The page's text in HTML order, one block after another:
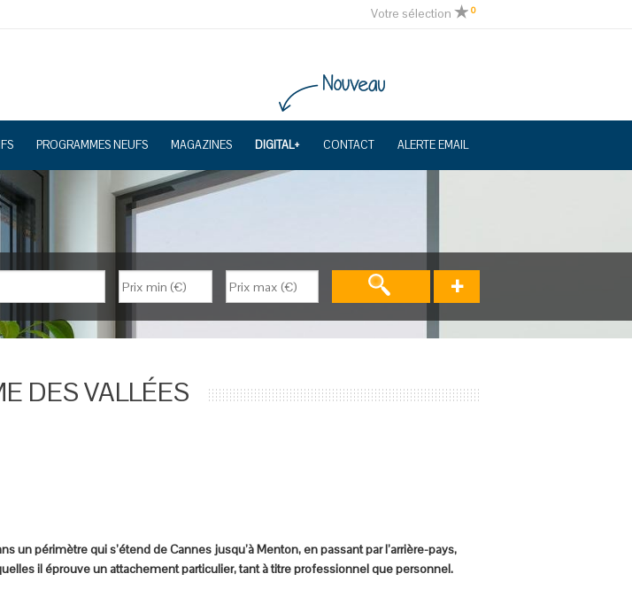
Votre sélection 0
PROGRAMMES NEUFS MAGAZINES DIGITAL+ CONTACT ALERTE EMAIL
Nb de pièces
+
DES VALLÉES
un périmètre qui s’étend de Cannes jusqu’à Menton, en passant par l’arrière-pays,
il éprouve un attachement particulier, tant à titre professionnel que personnel.